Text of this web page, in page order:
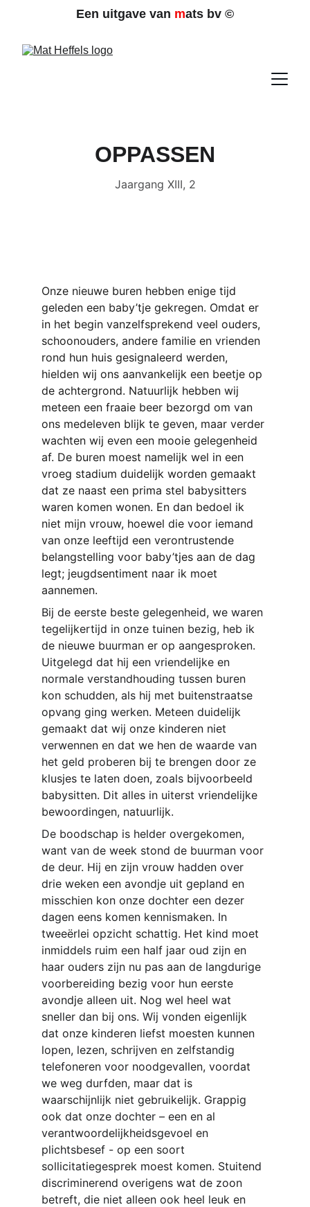
Een uitgave van mats bv ©
OPPASSEN
Jaargang XIII, 2
Onze nieuwe buren hebben enige tijd
geleden een baby’tje gekregen. Omdat er
in het begin vanzelfsprekend veel ouders,
schoonouders, andere familie en vrienden
rond hun huis gesignaleerd werden,
hielden wij ons aanvankelijk een beetje op
de achtergrond. Natuurlijk hebben wij
meteen een fraaie beer bezorgd om van
ons medeleven blijk te geven, maar verder
wachten wij even een mooie gelegenheid
af. De buren moest namelijk wel in een
vroeg stadium duidelijk worden gemaakt
dat ze naast een prima stel babysitters
waren komen wonen. En dan bedoel ik
niet mijn vrouw, hoewel die voor iemand
van onze leeftijd een verontrustende
belangstelling voor baby’tjes aan de dag
legt; jeugdsentiment naar ik moet
aannemen.
Bij de eerste beste gelegenheid, we waren
tegelijkertijd in onze tuinen bezig, heb ik
de nieuwe buurman er op aangesproken.
Uitgelegd dat hij een vriendelijke en
normale verstandhouding tussen buren
kon schudden, als hij met buitenstraatse
opvang ging werken. Meteen duidelijk
gemaakt dat wij onze kinderen niet
verwennen en dat we hen de waarde van
het geld proberen bij te brengen door ze
klusjes te laten doen, zoals bijvoorbeeld
babysitten. Dit alles in uiterst vriendelijke
bewoordingen, natuurlijk.
De boodschap is helder overgekomen,
want van de week stond de buurman voor
de deur. Hij en zijn vrouw hadden over
drie weken een avondje uit gepland en
misschien kon onze dochter een dezer
dagen eens komen kennismaken. In
tweeërlei opzicht schattig. Het kind moet
inmiddels ruim een half jaar oud zijn en
haar ouders zijn nu pas aan de langdurige
voorbereiding bezig voor hun eerste
avondje alleen uit. Nog wel heel wat
sneller dan bij ons. Wij vonden eigenlijk
dat onze kinderen liefst moesten kunnen
lopen, lezen, schrijven en zelfstandig
telefoneren voor noodgevallen, voordat
we weg durfden, maar dat is
waarschijnlijk niet gebruikelijk. Grappig
ook dat onze dochter – een en al
verantwoordelijkheidsgevoel en
plichtsbesef - op een soort
sollicitatiegesprek moest komen. Stuitend
discriminerend overigens wat de zoon
betreft, die niet alleen ook heel leuk en